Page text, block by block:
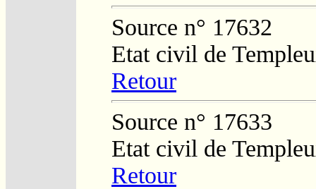
Source n° 17632
Etat civil de
Retour
Source n° 17633
Etat civil de
Retour